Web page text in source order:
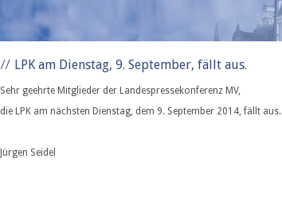
LPK am Dienstag, 9. September, fällt aus.
Sehr geehrte Mitglieder der Landespressekonferenz MV,
die LPK am nächsten Dienstag, dem 9. September 2014, fällt aus.
Jürgen Seidel